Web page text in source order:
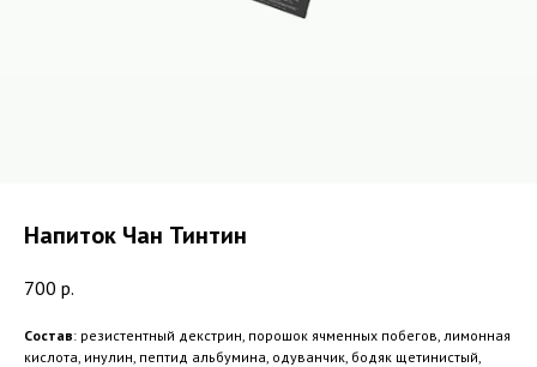
Напиток Чан Тинтин
700 р.
Состав: резистентный декстрин, порошок ячменных побегов, лимонная
кислота, инулин, пептид альбумина, одуванчик, бодяк щетинистый,